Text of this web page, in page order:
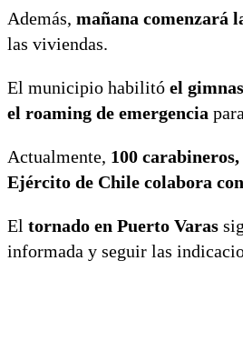
Además, mañana comenzará
las viviendas.
El municipio habilitó el
el roaming de emergencia
Actualmente, 100
Ejército de Chile colabora
El tornado en Puerto Varas
informada y seguir las